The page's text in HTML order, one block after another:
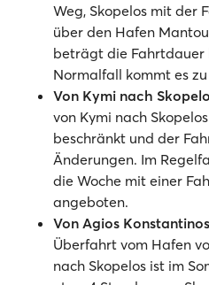
Weg, Skopelos mit der
über den Hafen
beträgt die Fahrtdauer
Normalfall kommt es
Von Kymi nach
von Kymi nach
beschränkt und der
Änderungen. Im
die Woche mit einer
angeboten.
Von Agios
Überfahrt vom Hafen
nach Skopelos ist im